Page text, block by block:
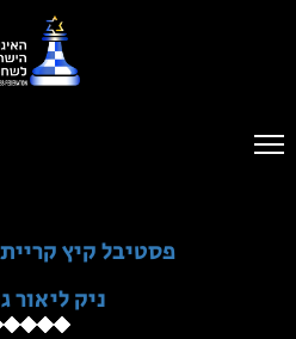
פסטיבל קיץ
ניק ליאור